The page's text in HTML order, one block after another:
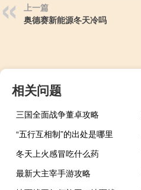
上一篇
奥德赛新能源冬天冷吗
相关问题
三国全面战争董卓攻略
“五行互相制”的出处是哪里
冬天上火感冒吃什么药
最新大主宰手游攻略